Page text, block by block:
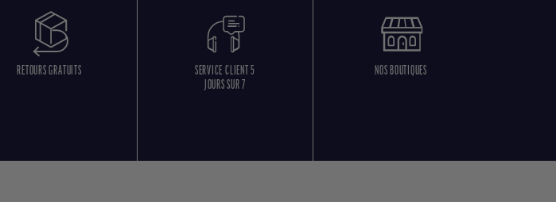
RETOURS GRATUITS
SERVICE CLIENT 5
JOURS SUR 7
NOS BOUTIQUES